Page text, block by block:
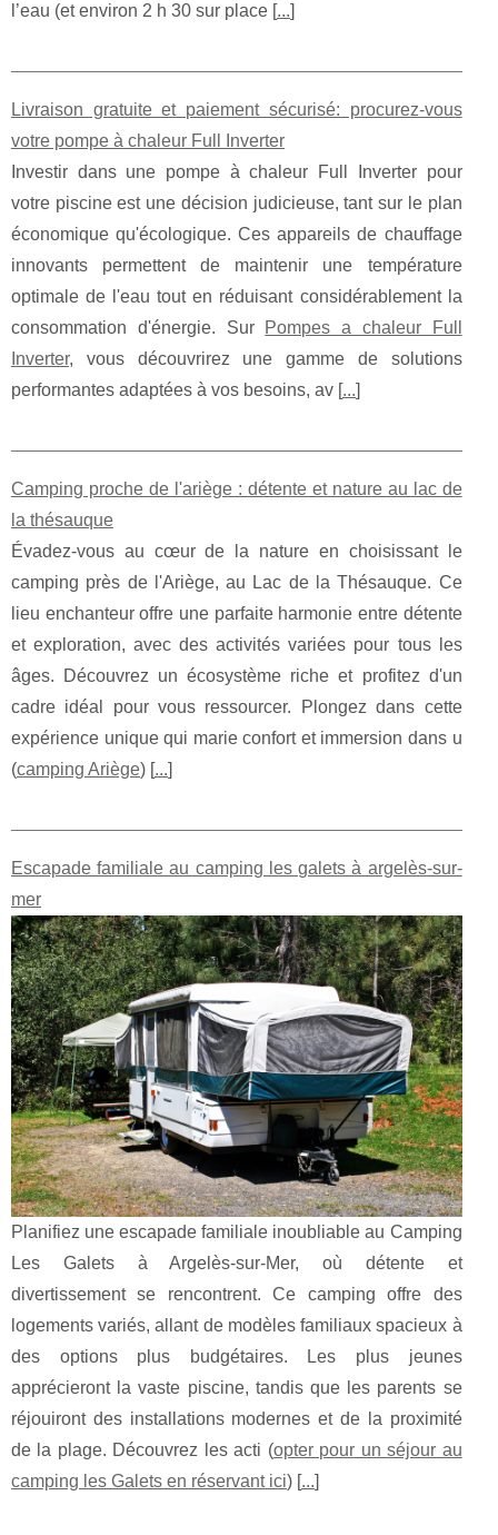
l’eau (et environ 2 h 30 sur place [...]
Livraison gratuite et paiement sécurisé: procurez-vous
votre pompe à chaleur Full Inverter
Investir dans une pompe à chaleur Full Inverter pour
votre piscine est une décision judicieuse, tant sur le plan
économique qu'écologique. Ces appareils de chauffage
innovants permettent de maintenir une température
optimale de l'eau tout en réduisant considérablement la
consommation d'énergie. Sur
Pompes a chaleur Full
Inverter, vous découvrirez une gamme de solutions
performantes adaptées à vos besoins, av [...]
Camping proche de l'ariège : détente et nature au lac de
la thésauque
Évadez-vous au cœur de la nature en choisissant le
camping près de l'Ariège, au Lac de la Thésauque. Ce
lieu enchanteur offre une parfaite harmonie entre détente
et exploration, avec des activités variées pour tous les
âges. Découvrez un écosystème riche et profitez d'un
cadre idéal pour vous ressourcer. Plongez dans cette
expérience unique qui marie confort et immersion dans u
(camping Ariège) [...]
Escapade familiale au camping les galets à argelès-sur-
mer
Planifiez une escapade familiale inoubliable au Camping
Les Galets à Argelès-sur-Mer, où détente et
divertissement se rencontrent. Ce camping offre des
logements variés, allant de modèles familiaux spacieux à
des options plus budgétaires. Les plus jeunes
apprécieront la vaste piscine, tandis que les parents se
réjouiront des installations modernes et de la proximité
de la plage. Découvrez les acti (opter pour un séjour au
camping les Galets en réservant ici) [...]